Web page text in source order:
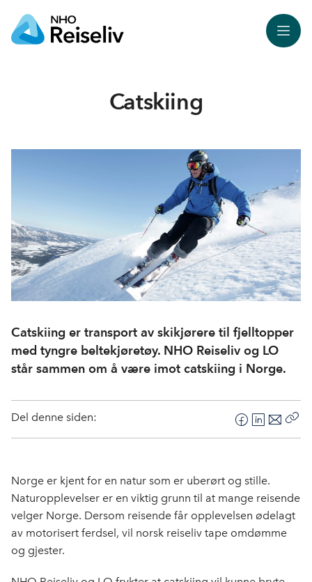
Meny
Catskiing
Catskiing er transport av skikjørere til fjelltopper
med tyngre beltekjøretøy. NHO Reiseliv og LO
står sammen om å være imot catskiing i Norge.
Del denne siden:
F
e
b
o
L
k
e
I
E
s
t
Norge er kjent for en natur som er uberørt og stille.
Naturopplevelser er en viktig grunn til at mange reisende
velger Norge. Dersom reisende får opplevelsen ødelagt
av motorisert ferdsel, vil norsk reiseliv tape omdømme
og gjester.